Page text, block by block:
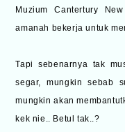
Muzium Cantertury
amanah bekerja untuk
Tapi sebenarnya tak
segar, mungkin sebab
mungkin akan
kek nie.. Betul tak..?